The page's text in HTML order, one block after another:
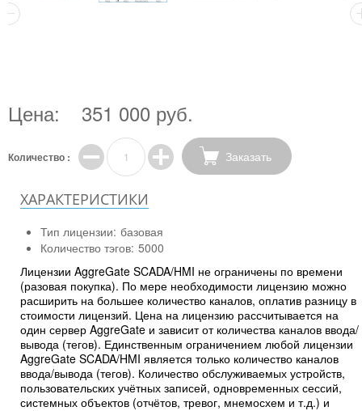
Цена: 351 000 руб.
Количество : Заказать
ХАРАКТЕРИСТИКИ
Тип лицензии: базовая
Количество тэгов: 5000
Лицензии AggreGate SCADA/HMI не ограничены по времени
(разовая покупка). По мере необходимости лицензию можно
расширить на большее количество каналов, оплатив разницу в
стоимости лицензий. Цена на лицензию рассчитывается на
один сервер AggreGate и зависит от количества каналов ввода/
вывода (тегов). Единственным ограничением любой лицензии
AggreGate SCADA/HMI является только количество каналов
ввода/вывода (тегов). Количество обслуживаемых устройств,
пользовательских учётных записей, одновременных сессий,
системных объектов (отчётов, тревог, мнемосхем и т.д.) и